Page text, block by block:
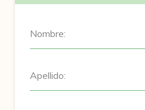
Nombre:
Apellido: